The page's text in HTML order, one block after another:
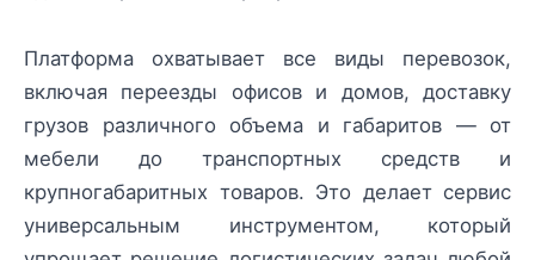
Платформа охватывает все виды перевозок,
включая переезды офисов и домов, доставку
грузов различного объема и габаритов — от
мебели до транспортных средств и
крупногабаритных товаров. Это делает сервис
универсальным инструментом, который